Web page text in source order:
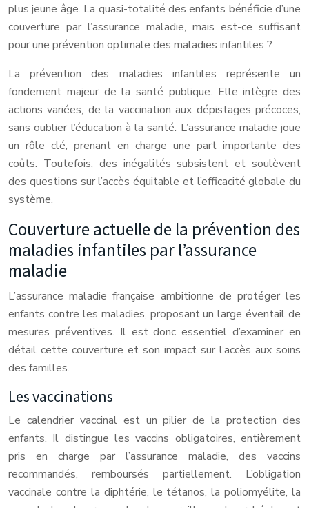
plus jeune âge. La quasi-totalité des enfants bénéficie d’une
couverture par l’assurance maladie, mais est-ce suffisant
pour une prévention optimale des maladies infantiles ?
La prévention des maladies infantiles représente un
fondement majeur de la santé publique. Elle intègre des
actions variées, de la vaccination aux dépistages précoces,
sans oublier l’éducation à la santé. L’assurance maladie joue
un rôle clé, prenant en charge une part importante des
coûts. Toutefois, des inégalités subsistent et soulèvent
des questions sur l’accès équitable et l’efficacité globale du
système.
Couverture actuelle de la prévention des
maladies infantiles par l’assurance
maladie
L’assurance maladie française ambitionne de protéger les
enfants contre les maladies, proposant un large éventail de
mesures préventives. Il est donc essentiel d’examiner en
détail cette couverture et son impact sur l’accès aux soins
des familles.
Les vaccinations
Le calendrier vaccinal est un pilier de la protection des
enfants. Il distingue les vaccins obligatoires, entièrement
pris en charge par l’assurance maladie, des vaccins
recommandés, remboursés partiellement. L’obligation
vaccinale contre la diphtérie, le tétanos, la poliomyélite, la